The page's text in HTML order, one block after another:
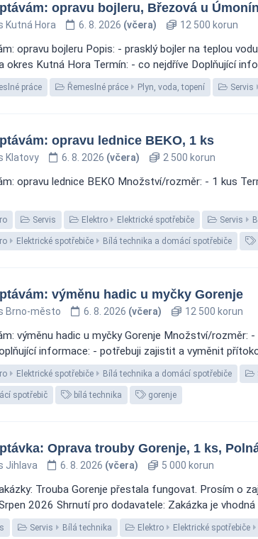
opravu bojleru, Březová u
Kutná Hora 6. 8. 2026 (včera) 12 500 korun
opravu bojleru Popis: - prasklý bojler na teplou
okres Kutná Hora Termín: - co nejdříve Doplňující
práce Řemeslné práce Plyn, voda, topení Servis
opravu lednice BEKO, 1 ks
Klatovy 6. 8. 2026 (včera) 2 500 korun
opravu lednice BEKO Množství/rozměr: - 1 kus
Servis Elektro Elektrické spotřebiče Servis
Elektrické spotřebiče Bílá technika a domácí spotřebiče
výměnu hadic u myčky Gorenje
Brno-město 6. 8. 2026 (včera) 12 500 korun
výměnu hadic u myčky Gorenje Množství/
informace: - potřebuji zajistit a vyměnit
Elektrické spotřebiče Bílá technika a domácí spotřebiče
spotřebič bílá technika gorenje
Oprava trouby Gorenje, 1 ks,
Jihlava 6. 8. 2026 (včera) 5 000 korun
Trouba Gorenje přestala fungovat. Prosím o
2026 Shrnutí pro dodavatele: Zakázka je
Servis Bílá technika Elektro Elektrické spotřebiče